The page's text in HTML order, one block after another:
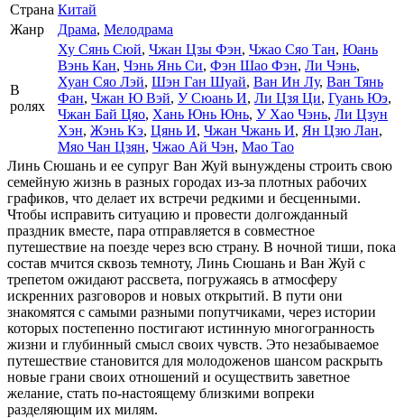
Страна Китай
Жанр
Драма, Мелодрама
В
ролях
Ху Сянь Сюй, Чжан Цзы Фэн, Чжао Сяо Тан, Юань
Вэнь Кан, Чэнь Янь Си, Фэн Шао Фэн, Ли Чэнь,
Хуан Сяо Лэй, Шэн Ган Шуай, Ван Ин Лу, Ван Тянь
Фан, Чжан Ю Вэй, У Сюань И, Ли Цзя Ци, Гуань Юэ,
Чжан Бай Цяо, Хань Юнь Юнь, У Хао Чэнь, Ли Цзун
Хэн, Жэнь Кэ, Цянь И, Чжан Чжань И, Ян Цзю Лан,
Мяо Чан Цзян, Чжао Ай Чэн, Мао Тао
Линь Сюшань и ее супруг Ван Жуй вынуждены строить свою
семейную жизнь в разных городах из-за плотных рабочих
графиков, что делает их встречи редкими и бесценными.
Чтобы исправить ситуацию и провести долгожданный
праздник вместе, пара отправляется в совместное
путешествие на поезде через всю страну. В ночной тиши, пока
состав мчится сквозь темноту, Линь Сюшань и Ван Жуй с
трепетом ожидают рассвета, погружаясь в атмосферу
искренних разговоров и новых открытий. В пути они
знакомятся с самыми разными попутчиками, через истории
которых постепенно постигают истинную многогранность
жизни и глубинный смысл своих чувств. Это незабываемое
путешествие становится для молодоженов шансом раскрыть
новые грани своих отношений и осуществить заветное
желание, стать по-настоящему близкими вопреки
разделяющим их милям.